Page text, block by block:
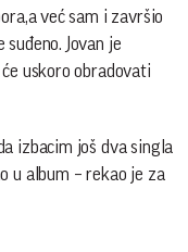
već sam i završio
Jovan je
uskoro obradovati
izbacim još dva singla
u album – rekao je za